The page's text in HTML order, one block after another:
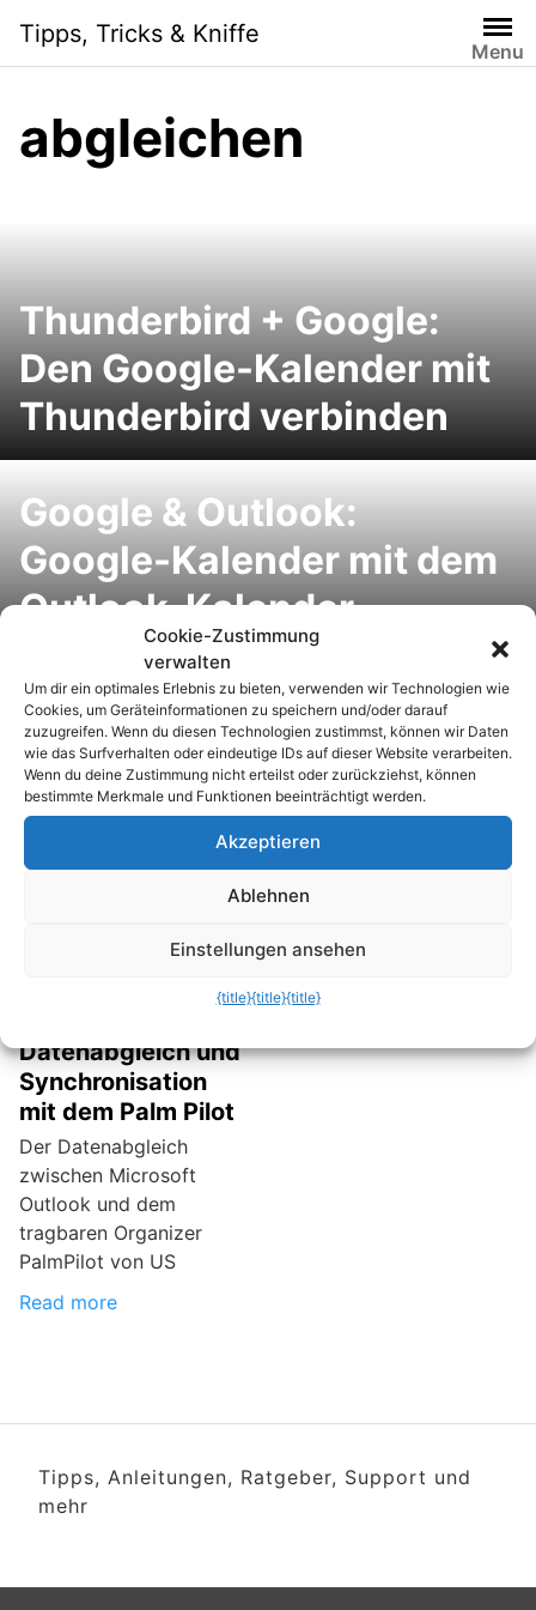
i
Tipps, Tricks & Kniffe
Menu
abgleichen
Thunderbird + Google:
Den Google-Kalender mit
Thunderbird verbinden
Google & Outlook:
Google-Kalender mit dem
Outlook-Kalender
synchronisieren
Mozilla Firefox: PC und
Notebook synchronisieren
und immer den Zugriff auf
die gleichen Einstellungen
Datenabgleich und
Synchronisation
mit dem Palm Pilot
Der Datenabgleich
zwischen Microsoft
Outlook und dem
tragbaren Organizer
PalmPilot von US
Read more
Tipps, Anleitungen, Ratgeber, Support und
mehr
Cookie-Zustimmung
verwalten
Um dir ein optimales Erlebnis zu bieten, verwenden wir Technologien wie
Cookies, um Geräteinformationen zu speichern und/oder darauf
zuzugreifen. Wenn du diesen Technologien zustimmst, können wir Daten
wie das Surfverhalten oder eindeutige IDs auf dieser Website verarbeiten.
Wenn du deine Zustimmung nicht erteilst oder zurückziehst, können
bestimmte Merkmale und Funktionen beeinträchtigt werden.
Akzeptieren
Ablehnen
Einstellungen ansehen
{title}{title}{title}